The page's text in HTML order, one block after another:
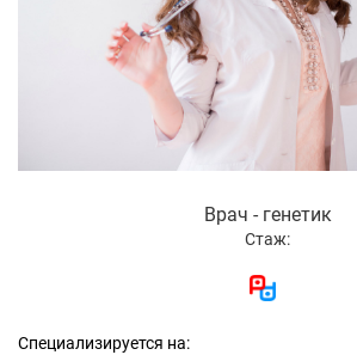
Врач - генетик
Стаж:
Специализируется на: